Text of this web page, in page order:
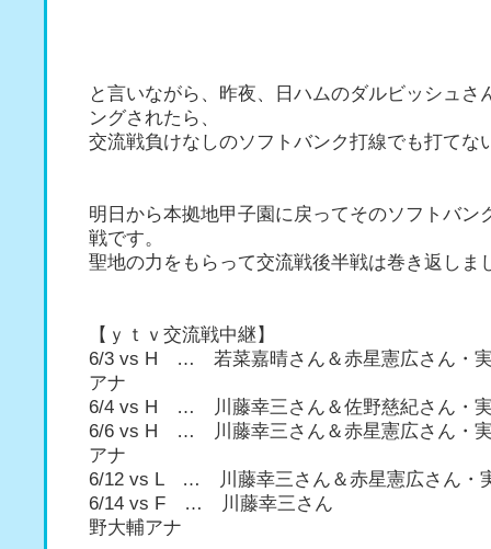
と言いながら、昨夜、日ハムのダルビッシュさ
ングされたら、
交流戦負けなしのソフトバンク打線でも打て
明日から本拠地甲子園に戻ってそのソフトバ
戦です。
聖地の力をもらって交流戦後半戦は巻き返しま
【ｙｔｖ交流戦中継】
6/3 vs H … 若菜嘉晴さん＆赤星憲広さん・実
アナ
6/4 vs H … 川藤幸三さん＆佐野慈紀さん・実
6/6 vs H … 川藤幸三さん＆赤星憲広さん・実
アナ
6/12 vs L … 川藤幸三さん＆赤星憲広さん・
6/14 vs F … 川藤幸三さん
野大輔アナ